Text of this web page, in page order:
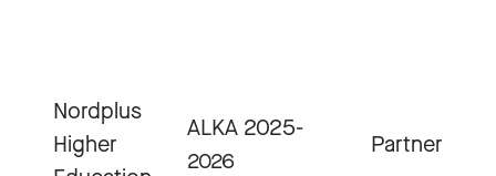
Nordplus
Higher
ALKA 2025-
2026
Partner